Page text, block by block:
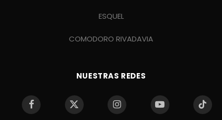
ESQUEL
COMODORO RIVADAVIA
NUESTRAS REDES
Facebook
X
Instagram YouTube